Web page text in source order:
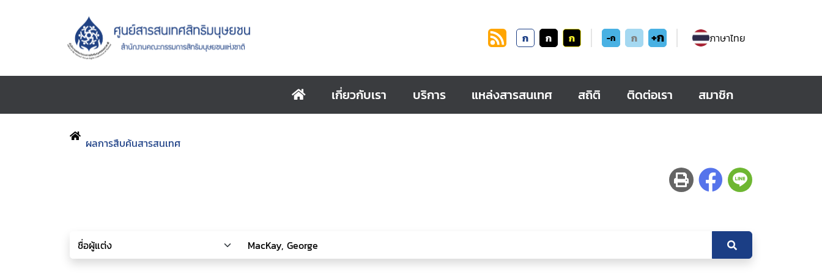
ก ก ก -ก ก +ก ภาษาไทย
เกี่ยวกับเรา บริการ แหล่งสารสนเทศ สถิติ ติดต่อเรา สมาชิก
ผลการสืบค้นสารสนเทศ